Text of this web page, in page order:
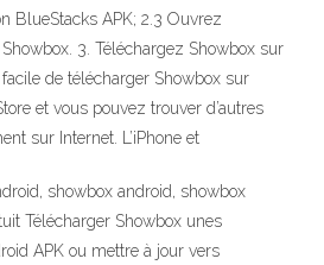
BlueStacks APK; 2.3 Ouvrez
3. Téléchargez Showbox sur
de télécharger Showbox sur
et vous pouvez trouver d’autres
sur Internet. L’iPhone et
showbox android, showbox
Télécharger Showbox unes
APK ou mettre à jour vers